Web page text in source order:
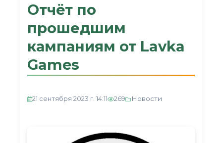
Отчёт по
прошедшим
кампаниям от Lavka
Games
21 сентября 2023 г. 14:11 269 Новости